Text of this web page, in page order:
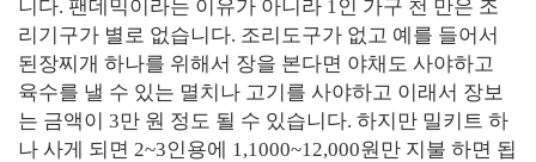
니다. 팬데믹이라는 이유가 아니라 1인 가구 천 만은 조
리기구가 별로 없습니다. 조리도구가 없고 예를 들어서
된장찌개 하나를 위해서 장을 본다면 야채도 사야하고
육수를 낼 수 있는 멸치나 고기를 사야하고 이래서 장보
는 금액이 3만 원 정도 될 수 있습니다. 하지만 밀키트 하
나 사게 되면 2~3인용에 1,1000~12,000원만 지불 하면 됩